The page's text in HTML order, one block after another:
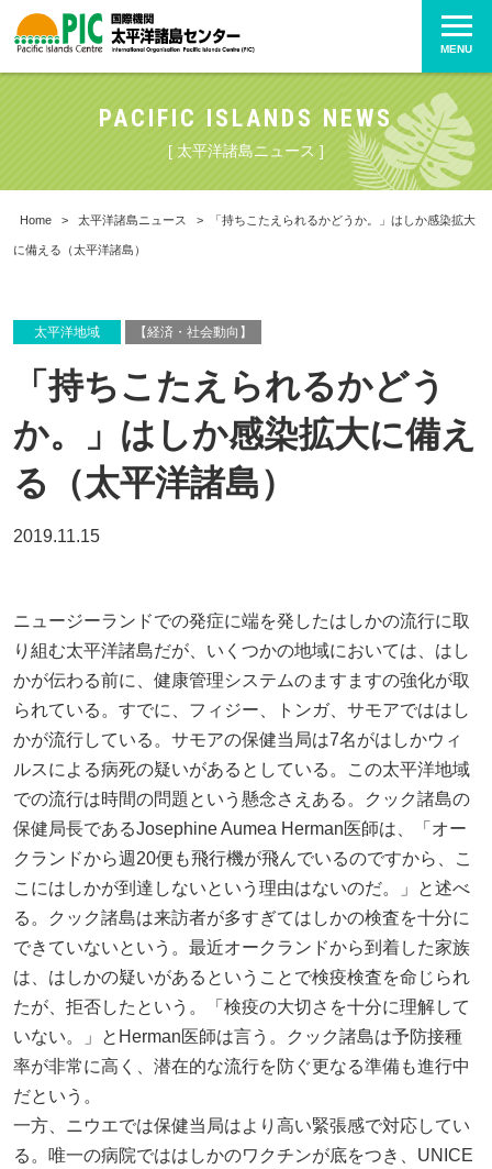
MENU
PACIFIC ISLANDS NEWS
[ 太平洋諸島ニュース ]
Home > 太平洋諸島ニュース > 「持ちこたえられるかどうか。」はしか感染拡大
に備える（太平洋諸島）
太平洋地域 【経済・社会動向】
「持ちこたえられるかどう
か。」はしか感染拡大に備え
る（太平洋諸島）
2019.11.15
ニュージーランドでの発症に端を発したはしかの流行に取
り組む太平洋諸島だが、いくつかの地域においては、はし
かが伝わる前に、健康管理システムのますますの強化が取
られている。すでに、フィジー、トンガ、サモアでははし
かが流行している。サモアの保健当局は7名がはしかウィ
ルスによる病死の疑いがあるとしている。この太平洋地域
での流行は時間の問題という懸念さえある。クック諸島の
保健局長であるJosephine Aumea Herman医師は、「オー
クランドから週20便も飛行機が飛んでいるのですから、こ
こにはしかが到達しないという理由はないのだ。」と述べ
る。クック諸島は来訪者が多すぎてはしかの検査を十分に
できていないという。最近オークランドから到着した家族
は、はしかの疑いがあるということで検疫検査を命じられ
たが、拒否したという。「検疫の大切さを十分に理解して
いない。」とHerman医師は言う。クック諸島は予防接種
率が非常に高く、潜在的な流行を防ぐ更なる準備も進行中
だという。
一方、ニウエでは保健当局はより高い緊張感で対応してい
る。唯一の病院でははしかのワクチンが底をつき、UNICE